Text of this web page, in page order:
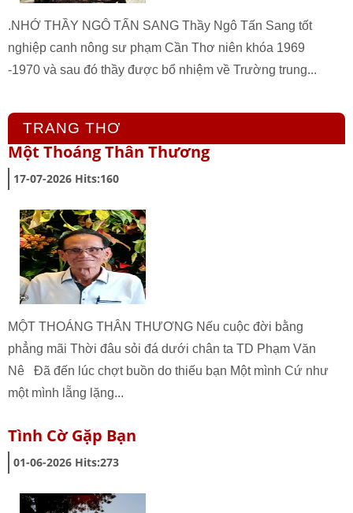
.NHỚ THẦY NGÔ TẤN SANG Thầy Ngô Tấn Sang tốt
nghiệp canh nông sư phạm Cần Thơ niên khóa 1969
-1970 và sau đó thầy được bổ nhiệm về Trường trung...
TRANG THƠ
Một Thoáng Thân Thương
17-07-2026 Hits:160
MỘT THOÁNG THÂN THƯƠNG Nếu cuộc đời bằng
phẳng mãi Thời đâu sỏi đá dưới chân ta TD Phạm Văn
Nê Đã đến lúc chợt buồn do thiếu bạn Một mình Cứ như
một mình lẵng lặng...
Tình Cờ Gặp Bạn
01-06-2026 Hits:273